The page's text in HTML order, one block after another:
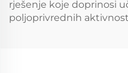
rješenje koje doprinosi
poljoprivrednih